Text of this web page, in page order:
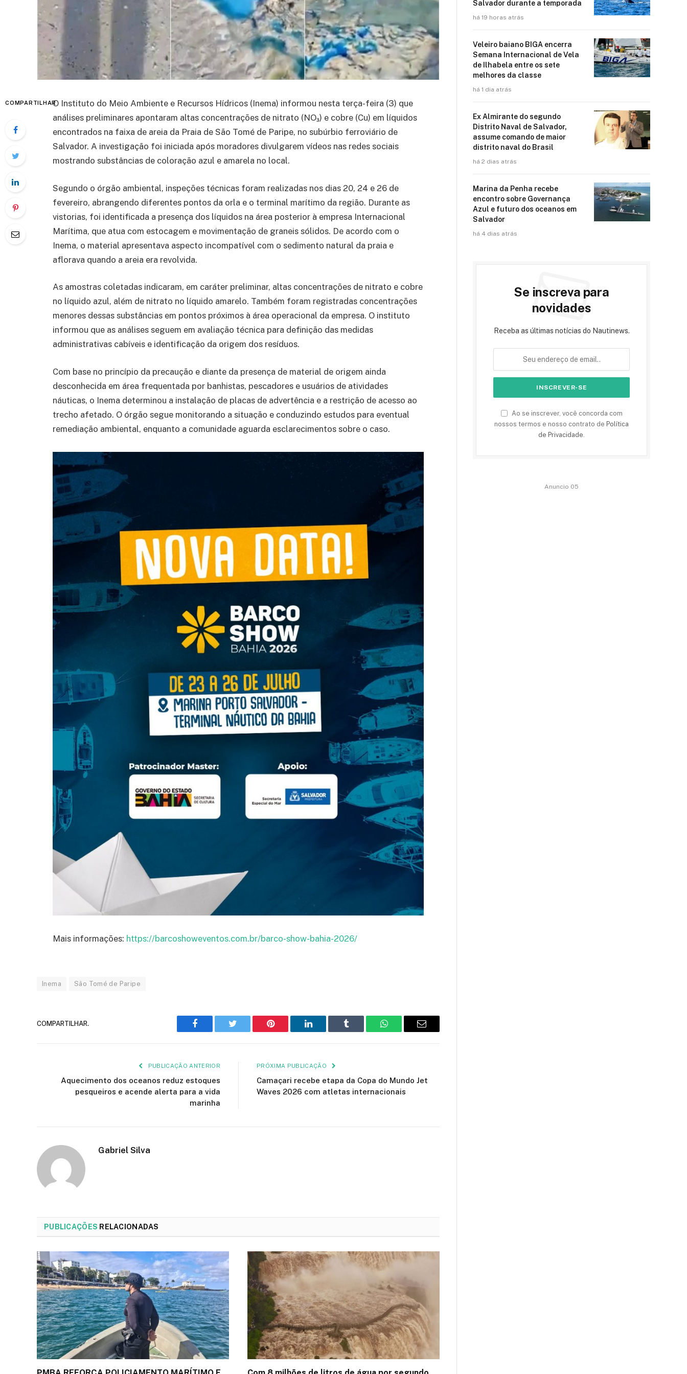
COMPARTILHARO Instituto do Meio Ambiente e Recursos Hídricos (Inema) informou nesta terça-feira (3) que
análises preliminares apontaram altas concentrações de nitrato (NO₃) e cobre (Cu) em líquidos
encontrados na faixa de areia da Praia de São Tomé de Paripe, no subúrbio ferroviário de
Salvador. A investigação foi iniciada após moradores divulgarem vídeos nas redes sociais
mostrando substâncias de coloração azul e amarela no local.
Segundo o órgão ambiental, inspeções técnicas foram realizadas nos dias 20, 24 e 26 de
fevereiro, abrangendo diferentes pontos da orla e o terminal marítimo da região. Durante as
vistorias, foi identificada a presença dos líquidos na área posterior à empresa Internacional
Marítima, que atua com estocagem e movimentação de graneis sólidos. De acordo com o
Inema, o material apresentava aspecto incompatível com o sedimento natural da praia e
aflorava quando a areia era revolvida.
As amostras coletadas indicaram, em caráter preliminar, altas concentrações de nitrato e cobre
no líquido azul, além de nitrato no líquido amarelo. Também foram registradas concentrações
menores dessas substâncias em pontos próximos à área operacional da empresa. O instituto
informou que as análises seguem em avaliação técnica para definição das medidas
administrativas cabíveis e identificação da origem dos resíduos.
Com base no princípio da precaução e diante da presença de material de origem ainda
desconhecida em área frequentada por banhistas, pescadores e usuários de atividades
náuticas, o Inema determinou a instalação de placas de advertência e a restrição de acesso ao
trecho afetado. O órgão segue monitorando a situação e conduzindo estudos para eventual
remediação ambiental, enquanto a comunidade aguarda esclarecimentos sobre o caso.
Mais informações: https://barcoshoweventos.com.br/barco-show-bahia-2026/
Inema São Tomé de Paripe
COMPARTILHAR.
Facebook Twitter Pinterest LinkedIn Tumblr WhatsAppE-
PUBLICAÇÃO ANTERIOR
Aquecimento dos oceanos reduz estoques
pesqueiros e acende alerta para a vida
marinha
PRÓXIMA PUBLICAÇÃO
Camaçari recebe etapa da Copa do Mundo Jet
Waves 2026 com atletas internacionais
Gabriel Silva
PUBLICAÇÕES RELACIONADAS
Salvador durante a temporada
há 19 horas atrás
Veleiro baiano BIGA encerra
Semana Internacional de Vela
de Ilhabela entre os sete
melhores da classe
há 1 dia atrás
Ex Almirante do segundo
Distrito Naval de Salvador,
assume comando de maior
distrito naval do Brasil
há 2 dias atrás
Marina da Penha recebe
encontro sobre Governança
Azul e futuro dos oceanos em
Salvador
há 4 dias atrás
Se inscreva para
novidades
Receba as últimas notícias do Nautinews.
Ao se inscrever, você concorda com
nossos termos e nosso contrato de Política
de Privacidade
Anuncio 05